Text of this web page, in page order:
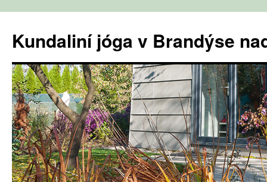
obsahu
webu
Kundaliní jóga v Brandýse